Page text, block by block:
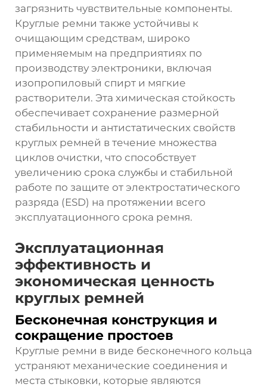
загрязнить чувствительные компоненты.
Круглые ремни также устойчивы к
очищающим средствам, широко
применяемым на предприятиях по
производству электроники, включая
изопропиловый спирт и мягкие
растворители. Эта химическая стойкость
обеспечивает сохранение размерной
стабильности и антистатических свойств
круглых ремней в течение множества
циклов очистки, что способствует
увеличению срока службы и стабильной
работе по защите от электростатического
разряда (ESD) на протяжении всего
эксплуатационного срока ремня.
Эксплуатационная
эффективность и
экономическая ценность
круглых ремней
Бесконечная конструкция и
сокращение простоев
Круглые ремни в виде бесконечного кольца
устраняют механические соединения и
места стыковки, которые являются